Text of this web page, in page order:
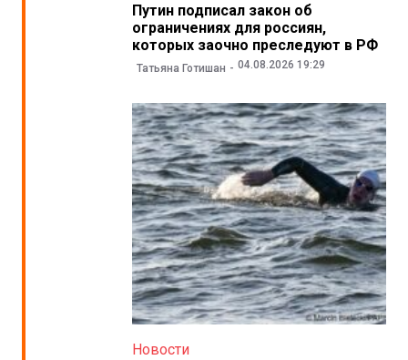
Путин подписал закон об
ограничениях для россиян,
которых заочно преследуют в РФ
Татьяна Готишан 04.08.2026 19:29
Новости